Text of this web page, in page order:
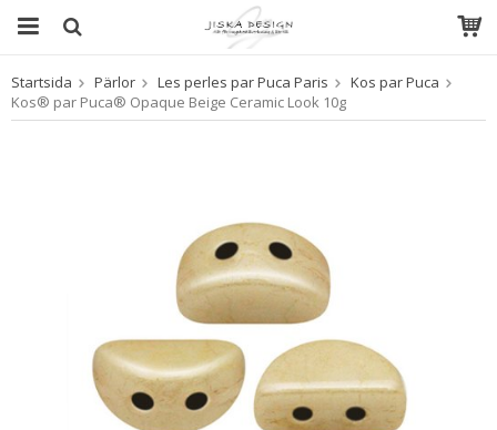
Produkten har blivit tillagd i varukorgen
Startsida Pärlor Les perles par Puca Paris
Kos par Puca
Kos® par Puca® Opaque Beige Ceramic Look 10g